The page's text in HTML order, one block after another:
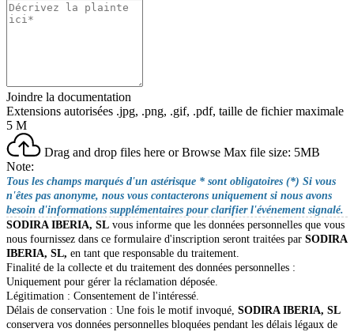
Joindre la documentation
Extensions autorisées .jpg, .png, .gif, .pdf, taille de fichier maximale
5 M
Drag and drop files here orBrowse Max file size: 5MB
Note:
Tous les champs marqués d'un astérisque * sont obligatoires (*) Si vous
n'êtes pas anonyme, nous vous contacterons uniquement si nous avons
besoin d'informations supplémentaires pour clarifier l'événement signalé.
SODIRA IBERIA, SL vous informe que les données personnelles que vous
nous fournissez dans ce formulaire d'inscription seront traitées par SODIRA
IBERIA, SL, en tant que responsable du traitement.
Finalité de la collecte et du traitement des données personnelles :
Uniquement pour gérer la réclamation déposée.
Légitimation : Consentement de l'intéressé.
Délais de conservation : Une fois le motif invoqué, SODIRA IBERIA, SL
conservera vos données personnelles bloquées pendant les délais légaux de